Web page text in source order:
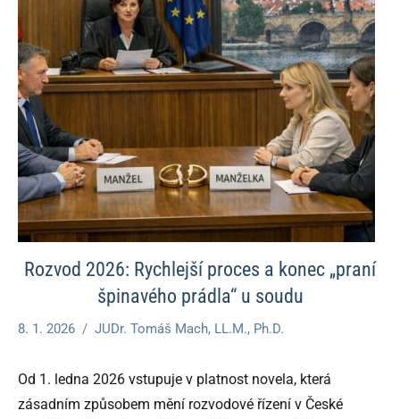
Rozvod 2026: Rychlejší proces a konec „praní
špinavého prádla“ u soudu
8. 1. 2026 JUDr. Tomáš Mach, LL.M., Ph.D.
Od 1. ledna 2026 vstupuje v platnost novela, která
zásadním způsobem mění rozvodové řízení v České